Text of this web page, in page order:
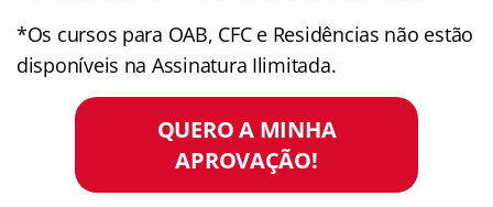
*Os cursos para OAB, CFC e Residências não estão
disponíveis na Assinatura Ilimitada.
QUERO A MINHA
APROVAÇÃO!